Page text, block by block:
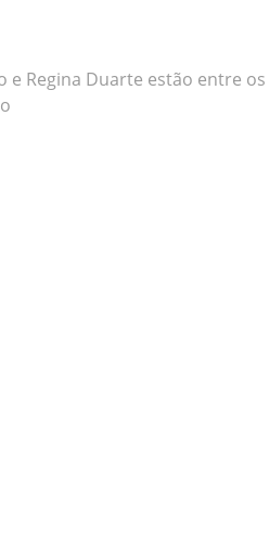
e Regina Duarte estão entre os